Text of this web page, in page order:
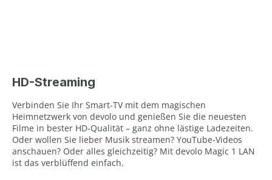
HD-Streaming
Verbinden Sie Ihr Smart-TV mit dem magischen
Heimnetzwerk von devolo und genießen Sie die neuesten
Filme in bester HD-Qualität – ganz ohne lästige Ladezeiten.
Oder wollen Sie lieber Musik streamen? YouTube-Videos
anschauen? Oder alles gleichzeitig? Mit devolo Magic 1 LAN
ist das verblüffend einfach.